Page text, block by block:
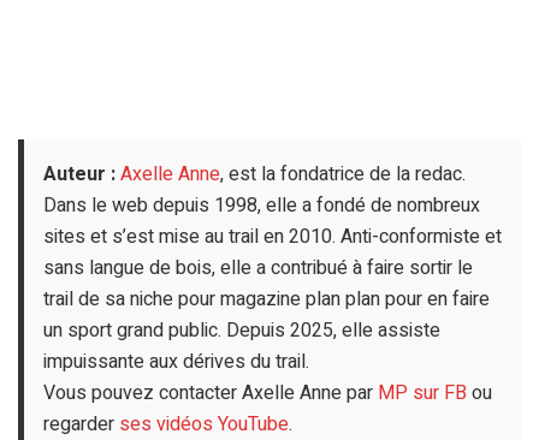
Auteur :Axelle Anne, est la fondatrice de la redac.
Dans le web depuis 1998, elle a fondé de nombreux
sites et s’est mise au trail en 2010. Anti-conformiste et
sans langue de bois, elle a contribué à faire sortir le
trail de sa niche pour magazine plan plan pour en faire
un sport grand public. Depuis 2025, elle assiste
impuissante aux dérives du trail.
Vous pouvez contacter Axelle Anne par MP sur FB ou
regarder ses vidéos YouTube.